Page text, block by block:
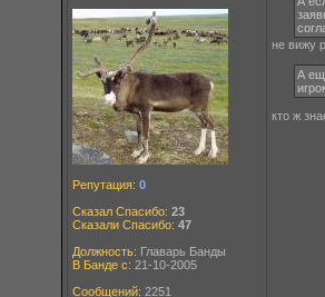
Репутация: 0
Сказал Спасибо: 23
Сказали Спасибо: 47
Должность: Главарь Банды
В Банде с: 21-10-2005
Сообщений: 2251
не вижу
А
кто ж